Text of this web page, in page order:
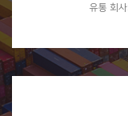
유통 회